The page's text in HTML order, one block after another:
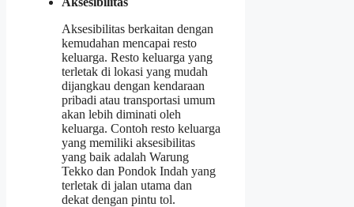
Aksesibilitas berkaitan dengan
kemudahan mencapai resto
keluarga. Resto keluarga yang
terletak di lokasi yang mudah
dijangkau dengan kendaraan
pribadi atau transportasi umum
akan lebih diminati oleh
keluarga. Contoh resto keluarga
yang memiliki aksesibilitas
yang baik adalah Warung
Tekko dan Pondok Indah yang
terletak di jalan utama dan
dekat dengan pintu tol.